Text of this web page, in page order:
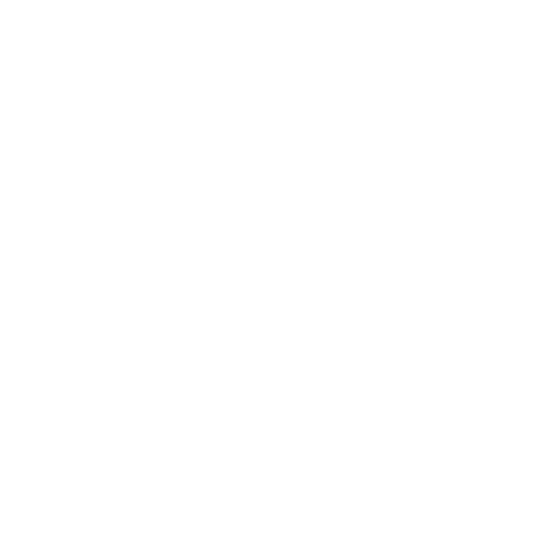
ભારતીય સુરક્ષા દળો હાઈએલર્ટ પર